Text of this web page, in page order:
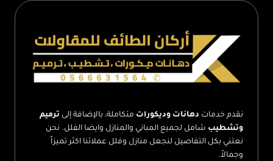
نقدم خدمات دهانات وديكورات متكاملة، بالإضافة إلى ترميم
وتشطيب شامل لجميع المباني والمنازل وايضا الفلل. نحن
نعتني بكل التفاصيل لنجعل منازل وفلل عملائنا اكثر تميزاً
وجمالاً.